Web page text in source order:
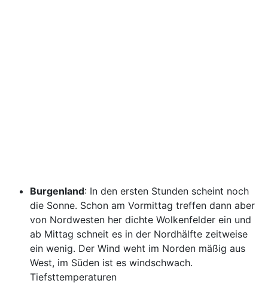
Burgenland: In den ersten Stunden scheint noch
die Sonne. Schon am Vormittag treffen dann aber
von Nordwesten her dichte Wolkenfelder ein und
ab Mittag schneit es in der Nordhälfte zeitweise
ein wenig. Der Wind weht im Norden mäßig aus
West, im Süden ist es windschwach.
Tiefsttemperaturen